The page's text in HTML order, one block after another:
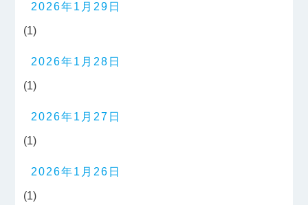
2026年1月29日
(1)
2026年1月28日
(1)
2026年1月27日
(1)
2026年1月26日
(1)